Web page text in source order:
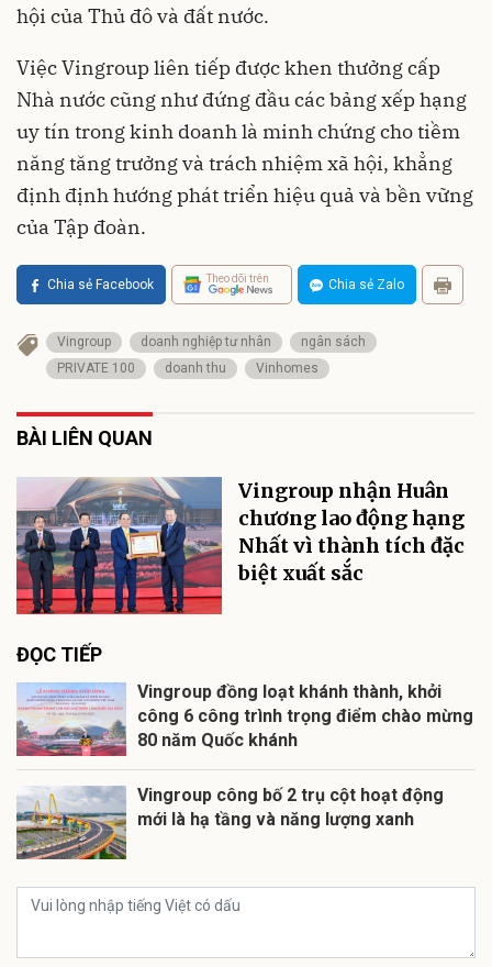
hội của Thủ đô và đất nước.
Việc Vingroup liên tiếp được khen thưởng cấp
Nhà nước cũng như đứng đầu các bảng xếp hạng
uy tín trong kinh doanh là minh chứng cho tiềm
năng tăng trưởng và trách nhiệm xã hội, khẳng
định định hướng phát triển hiệu quả và bền vững
của Tập đoàn.
Chia sẻ Facebook Theo dõi trên Chia sẻ Zalo
Vingroup doanh nghiệp tư nhân
ngân sách
PRIVATE 100
doanh thu Vinhomes
BÀI LIÊN QUAN
Vingroup nhận Huân
chương lao động hạng
Nhất vì thành tích đặc
biệt xuất sắc
ĐỌC TIẾP
Vingroup đồng loạt khánh thành, khởi
công 6 công trình trọng điểm chào mừng
80 năm Quốc khánh
Vingroup công bố 2 trụ cột hoạt động
mới là hạ tầng và năng lượng xanh